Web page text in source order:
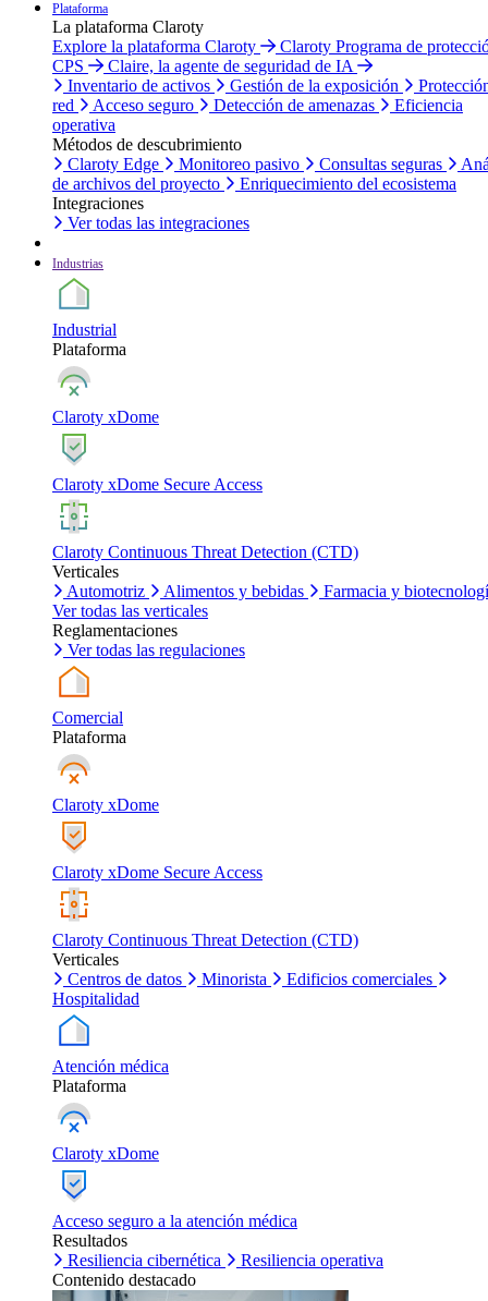
Plataforma
La plataforma Claroty
Explore la plataforma Claroty
Claroty Programa de
CPS
Claire, la agente de seguridad de IA
Inventario de activos
Gestión de la exposición
red
Acceso seguro Detección de amenazas
Eficiencia
operativa
Métodos de descubrimiento
Claroty Edge
Monitoreo pasivo Consultas seguras
de archivos del proyecto
Enriquecimiento del ecosistema
Integraciones
Ver todas las integraciones
Industrias
Industrial
Plataforma
Claroty xDome
Claroty xDome Secure Access
Claroty Continuous Threat Detection (CTD)
Verticales
Automotriz
Alimentos y bebidas
Farmacia y
Ver todas las verticales
Reglamentaciones
Ver todas las regulaciones
Comercial
Plataforma
Claroty xDome
Claroty xDome Secure Access
Claroty Continuous Threat Detection (CTD)
Verticales
Centros de datos
Minorista
Edificios comerciales
Hospitalidad
Atención médica
Plataforma
Claroty xDome
Acceso seguro a la atención médica
Resultados
Resiliencia cibernética
Resiliencia operativa
Contenido destacado